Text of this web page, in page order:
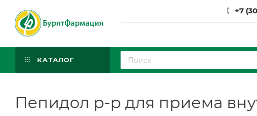
+7
КАТАЛОГ
Пепидол р-р для приема